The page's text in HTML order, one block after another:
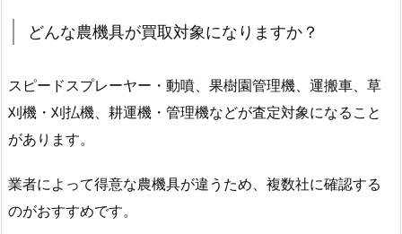
どんな農機具が買取対象になりますか？
スピードスプレーヤー・動噴、果樹園管理機、運搬車、草
刈機・刈払機、耕運機・管理機などが査定対象になること
があります。
業者によって得意な農機具が違うため、複数社に確認する
のがおすすめです。